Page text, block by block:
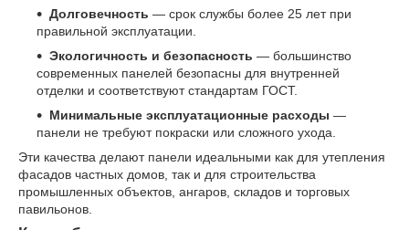
Долговечность — срок службы более 25 лет при
правильной эксплуатации.
Экологичность и безопасность — большинство
современных панелей безопасны для внутренней
отделки и соответствуют стандартам ГОСТ.
Минимальные эксплуатационные расходы —
панели не требуют покраски или сложного ухода.
Эти качества делают панели идеальными как для утепления
фасадов частных домов, так и для строительства
промышленных объектов, ангаров, складов и торговых
павильонов.